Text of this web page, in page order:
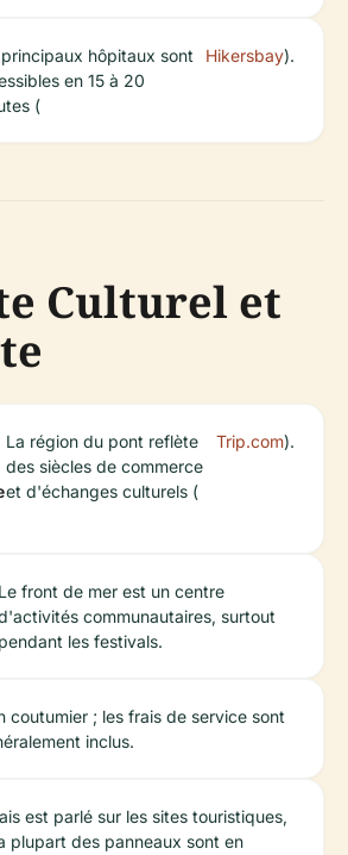
hôpitaux sont
en 15 à 20
(
Hikersbay).
Culturel et
La région du pont reflète
des siècles de commerce
et d'échanges culturels (
Trip.com).
Le front de mer est un centre
communautaires, surtout
pendant les festivals.
coutumier ; les frais de service sont
inclus.
est parlé sur les sites touristiques,
plupart des panneaux sont en